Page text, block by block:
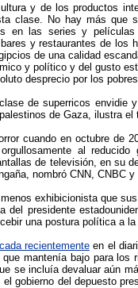
y de los productos
clase. No hay más que
en las series y
y restaurantes de
de una calidad
y político y del gusto
desprecio por los
de superricos envidie
de Gaza, ilustra
cuando en octubre de
al
de televisión, en su
nombró CNN, CNBC
exhibicionista que
del presidente
una postura política a
recientementeen el
mantenía bajo para
se incluía devaluar aún
el gobierno del depuesto